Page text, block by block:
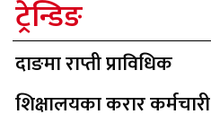
ट्रेन्डिङ
दाङमा राप्ती प्राविधिक
शिक्षालयका करार कर्मचारी